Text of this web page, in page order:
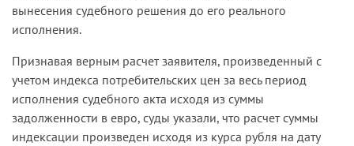
вынесения судебного решения до его реального
исполнения.
Признавая верным расчет заявителя, произведенный с
учетом индекса потребительских цен за весь период
исполнения судебного акта исходя из суммы
задолженности в евро, суды указали, что расчет суммы
индексации произведен исходя из курса рубля на дату